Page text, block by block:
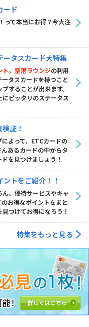
ード
って本当にお得？今大注
ータスカード大特集
ト。 空港ラウンジの利用
ータスカードを持つこと
することが出来ます。
ピッタリのステータス
証！
よって、ETCカードの
あるカードの中からタ
を見つけましょう！
トをご紹介！！
、優待サービスやキャ
お得なポイントをまと
つけてお得になろう！
特集をもっと見る